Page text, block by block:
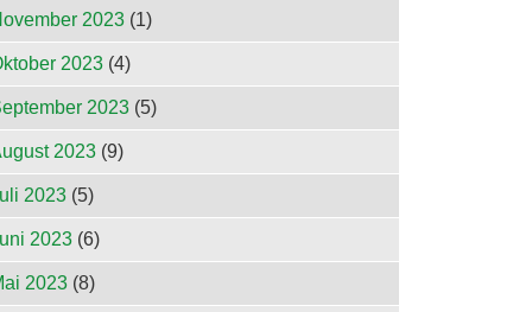
2023 (1)
2023 (4)
2023 (5)
2023 (9)
2023 (5)
2023 (6)
2023 (8)